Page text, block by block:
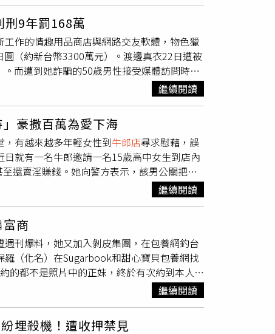
，每當她疲累時，她感到無助，甚至有輕生
萬），救援團體說，去年受害者爆增5
郎有未來，成為惡性循環。一名東京歌舞伎
儘管禁止賒帳，賣淫集團還是能幫墊錢，讓
潰了，她不知道怎麼重新開始，想回到原本
9年罰168萬
作的情趣用品商店與網路交友軟體，物色獵
（約新台幣3300萬元）。渡邊真衣22日遭被
而遭到她詐騙的50歲男性接受媒體訪問時，
邊真衣在約20歲時，迷上了去
牛郎店消費，
難以償還的巨額債務後，她透過誆騙自己上
此後，渡邊真衣開始透過風俗店與網路交友
得1.17億日圓（約台幣2500萬元），後來
人詐取1.55億日圓。後來，她將相關經驗整
男子對自己產生好感，強調不用和對方見
歡迎，收入近2000萬日圓（約台幣420萬
生肉體關係的情況下，成功騙取男性的金
興趣的人，第三種是從來沒有被別人依賴過
出，女孩在面對這種獵物時，要記住3大重
己的經濟環境不好，並向對方展現柔弱的一
分感激對方的付出，這樣才能滿足男性的虛
萬日圓（約新台幣225萬元）而被捕定罪，渡
象的受害者的感情，是極其卑劣的犯罪」並
會影響力不容忽視」。辯護律師則希望法官
訊問被告時，渡邊真衣表示「不論在家裡或
情，自己現在十分後悔」。名古屋法院22日
繼續閱讀
豪撒百萬為愛下海
有越來越多年輕女性到牛郎店尋求慰藉，誤
就有一名牛郎邀請一名15歲高中女生到店內
還賣淫賺錢。她向警方表示，該男公關把她
的大學生、藝名「蓮士」的牛郎，每月可賺
滿18歲，仍讓她到店內消費，還推薦點香檳塔
6百萬日圓，約125萬元新台幣，據《富士新
後向警方表示，蓮士把她當公主對待，還聲
僅把她當搖錢樹，心灰意冷之下找了母親一起
他聲稱不知道對方未滿18歲，否認嫌疑，而
年輕女性明明沒有經濟能力，店家卻同意讓她
淫。綜合日媒報導，先前一名20歲的受害女
不出錢時，牛郎就主動詢問她是否要到海外賣
東南亞、港澳或澳洲等地賣淫，部分與非法
繼續閱讀
商
刊爆料，她又加入剝皮集團，在包養網釣台
（化名）在Sugarbook和甜心寶貝包養網找
的都不是照片中的正妹，終於有次約到本人，
還比較貴。有次，保羅遇到一個有極品外
國昆凌」名號詐騙。2015年她跟組頭男友設局
群園集團總裁呂崇民兒子結婚但最後沒成，
表示，如果張女認識這些大人物，他多花錢
繼續閱讀
埋殺機！遭收押禁見